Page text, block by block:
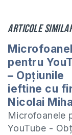
Articole
pentru
– Opțiunile
ieftine cu fir
Nicolai
Microfoanele
YouTube -